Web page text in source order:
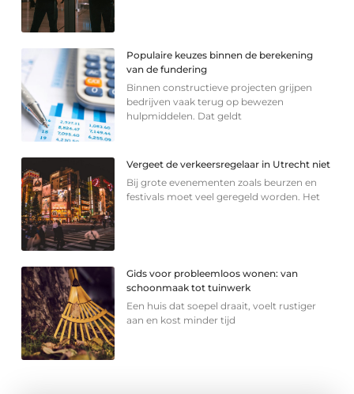
Populaire keuzes binnen de berekening
van de fundering
Binnen constructieve projecten grijpen
bedrijven vaak terug op bewezen
hulpmiddelen. Dat geldt
Vergeet de verkeersregelaar in Utrecht niet
Bij grote evenementen zoals beurzen en
festivals moet veel geregeld worden. Het
Gids voor probleemloos wonen: van
schoonmaak tot tuinwerk
Een huis dat soepel draait, voelt rustiger
aan en kost minder tijd